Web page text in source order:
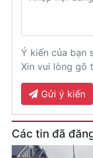
Ý kiến của bạn
Xin vui lòng gõ
Gửi ý kiến
Các tin đã